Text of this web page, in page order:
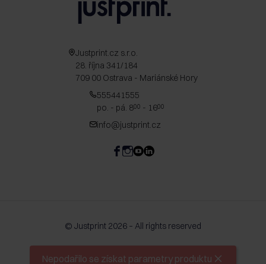
Justprint.cz s.r.o.
28. října 341/184
709 00 Ostrava - Mariánské Hory
555441555
po. - pá. 800 - 1600
info@justprint.cz
© Justprint 2026 – All rights reserved